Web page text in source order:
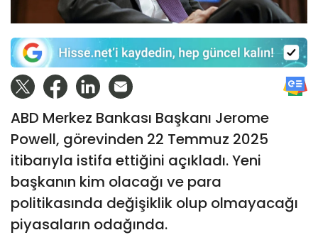
ABD Merkez Bankası Başkanı Jerome
Powell, görevinden 22 Temmuz 2025
itibarıyla istifa ettiğini açıkladı. Yeni
başkanın kim olacağı ve para
politikasında değişiklik olup olmayacağı
piyasaların odağında.